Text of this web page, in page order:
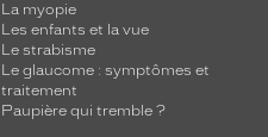
La myopie
Les enfants et la vue
Le strabisme
Le glaucome : symptômes et
traitement
Paupière qui tremble ?